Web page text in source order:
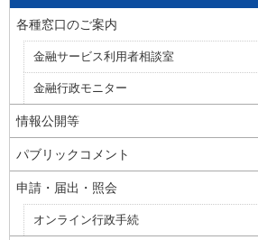
各種窓口のご案内
金融サービス利用者相談室
金融行政モニター
情報公開等
パブリックコメント
申請・届出・照会
オンライン行政手続